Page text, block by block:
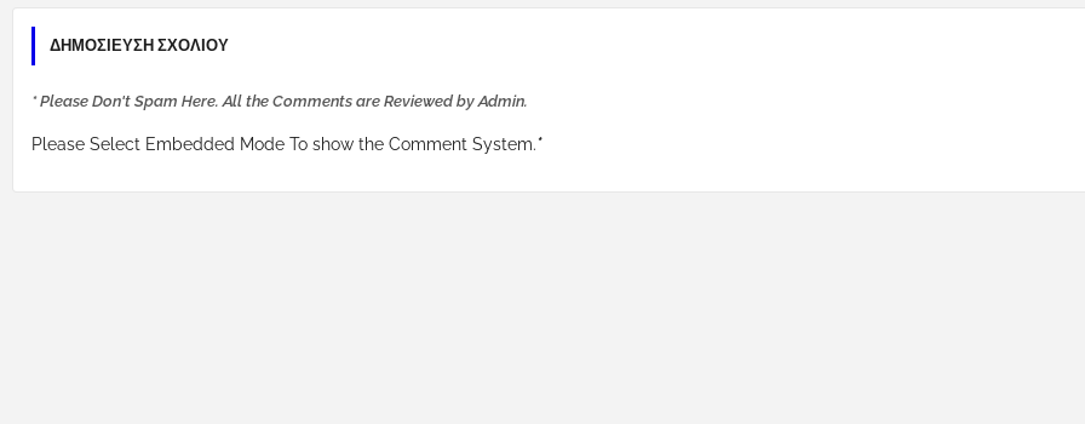
ΔΗΜΟΣΊΕΥΣΗ ΣΧΟΛΊΟΥ
* Please Don't Spam Here. All the Comments are Reviewed by Admin.
Please Select Embedded Mode To show the Comment System.*